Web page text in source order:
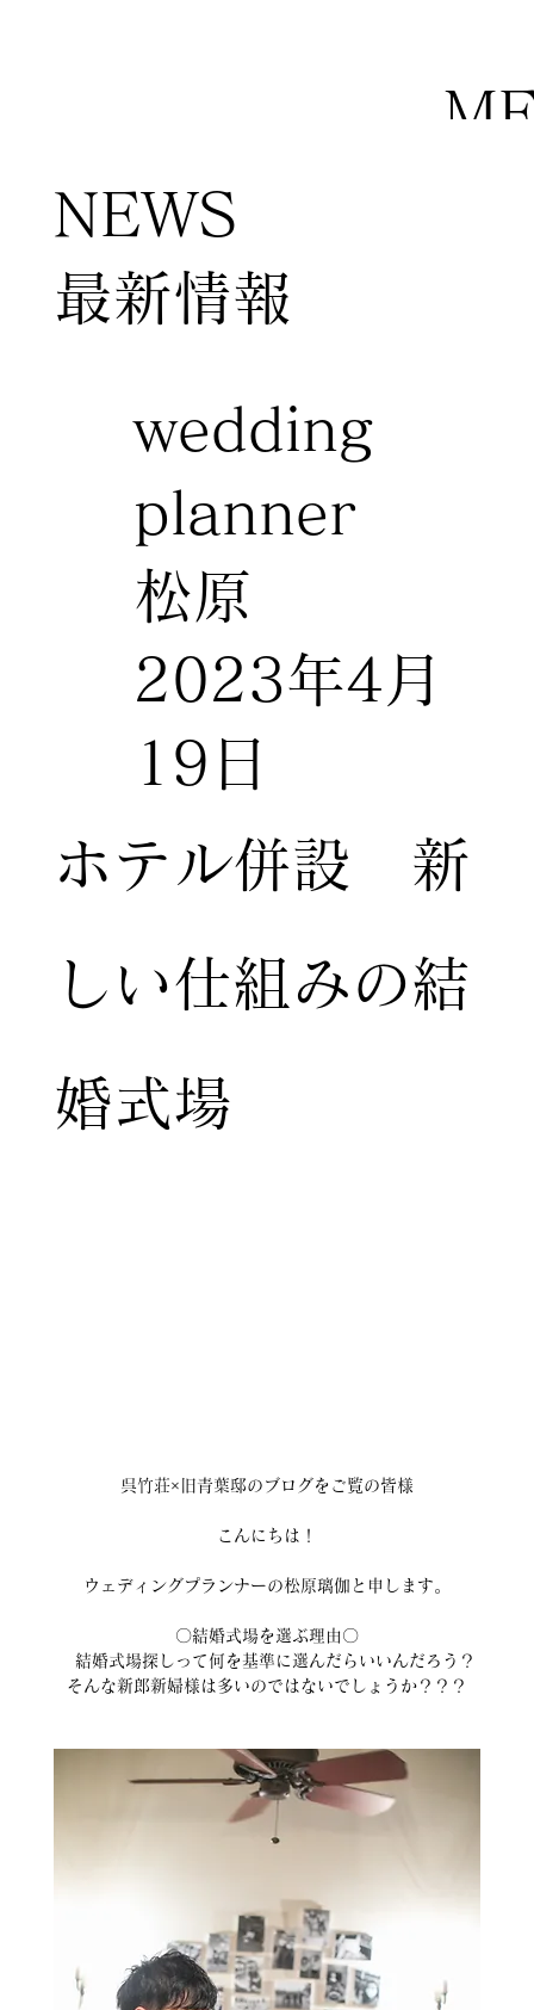
呉竹荘×旧青葉邸のブログをご覧の皆様
こんにちは！
ウェディングプランナーの松原璃伽と申します。
〇結婚式場を選ぶ理由〇
結婚式場探しって何を基準に選んだらいいんだろう？
そんな新郎新婦様は多いのではないでしょうか？？？
NEWS
​最新情報
2023年4月
19日
ホテル併設 新
しい仕組みの結
婚式場
wedding
planner
松原